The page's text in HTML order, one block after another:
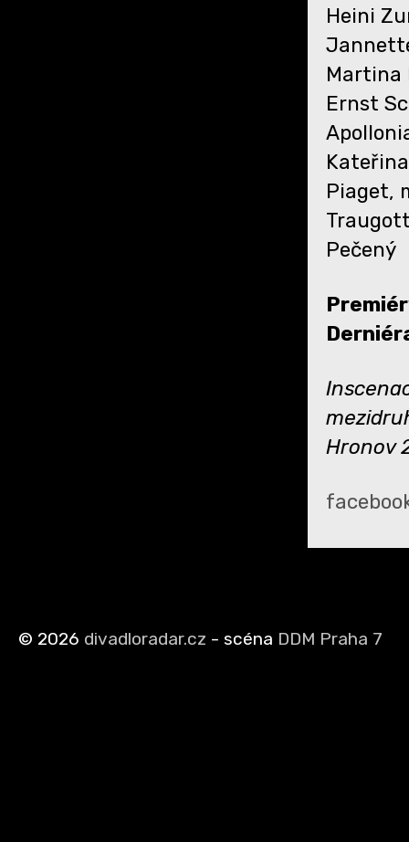
Heini
Martina
Ernst
Piaget,
Pečený
Hronov
© 2026 divadloradar.cz - scéna DDM Praha 7